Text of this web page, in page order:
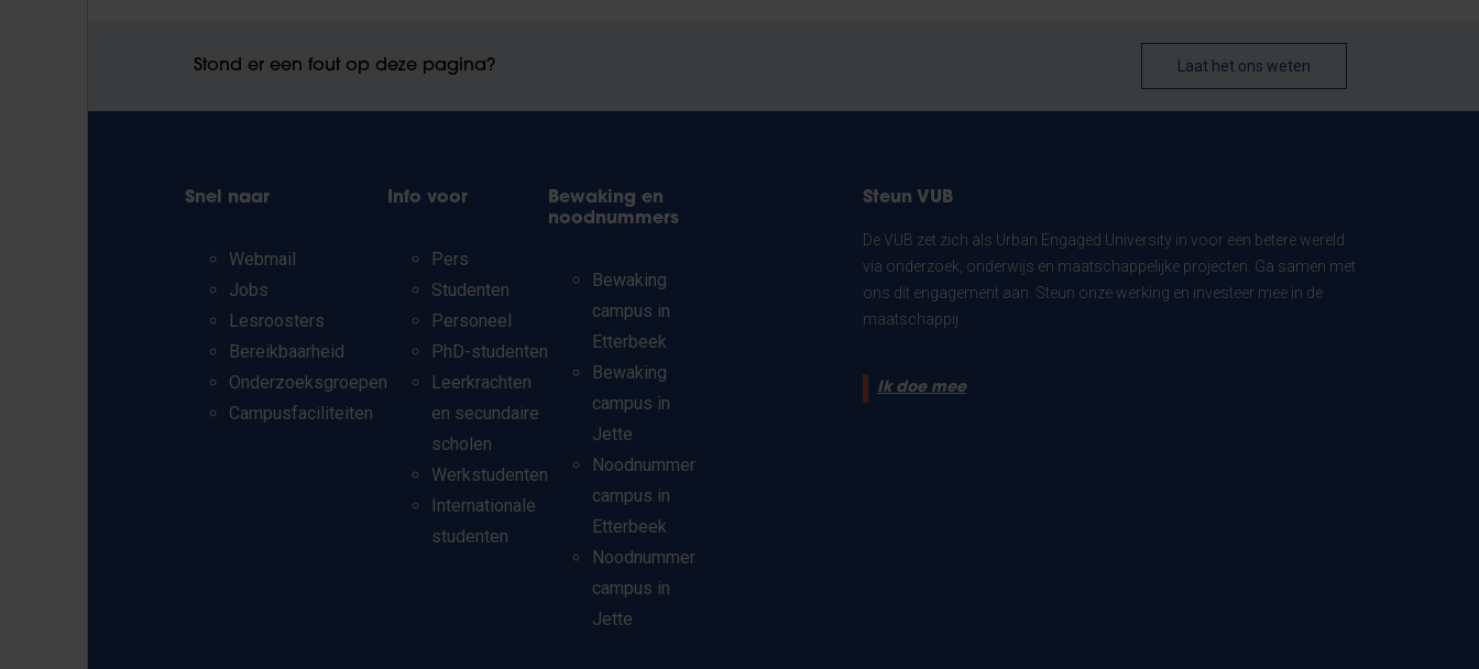
Stond er een fout op deze pagina? Laat het ons weten
Snel naar
Webmail
Jobs
Lesroosters
Bereikbaarheid
Onderzoeksgroepen
Campusfaciliteiten
Info voor
Pers
Studenten
Personeel
PhD-studenten
Leerkrachten
en secundaire
scholen
Werkstudenten
Internationale
studenten
Bewaking en
noodnummers
Bewaking
campus in
Etterbeek
Bewaking
campus in
Jette
Noodnummer
campus in
Etterbeek
Noodnummer
campus in
Jette
Steun VUB
De VUB zet zich als Urban Engaged University in voor een betere wereld
via onderzoek, onderwijs en maatschappelijke projecten. Ga samen met
ons dit engagement aan. Steun onze werking en investeer mee in de
maatschappij.
Ik doe mee